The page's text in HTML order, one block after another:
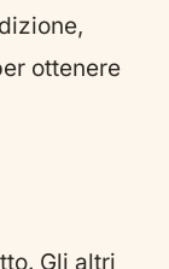
ottenere
Gli altri